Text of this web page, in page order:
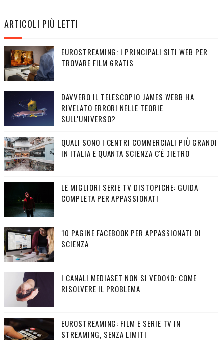
ARTICOLI PIÙ LETTI
EUROSTREAMING: I PRINCIPALI SITI WEB PER
TROVARE FILM GRATIS
DAVVERO IL TELESCOPIO JAMES WEBB HA
RIVELATO ERRORI NELLE TEORIE
SULL'UNIVERSO?
QUALI SONO I CENTRI COMMERCIALI PIÙ GRANDI
IN ITALIA E QUANTA SCIENZA C'È DIETRO
LE MIGLIORI SERIE TV DISTOPICHE: GUIDA
COMPLETA PER APPASSIONATI
10 PAGINE FACEBOOK PER APPASSIONATI DI
SCIENZA
I CANALI MEDIASET NON SI VEDONO: COME
RISOLVERE IL PROBLEMA
EUROSTREAMING: FILM E SERIE TV IN
STREAMING, SENZA LIMITI